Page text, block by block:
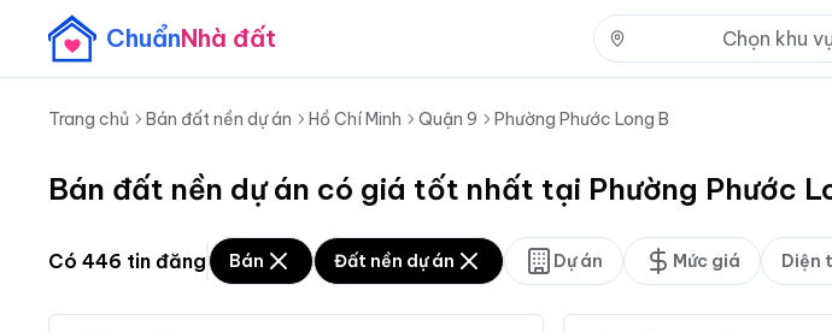
ChuẩnNhà đất Chọn khu
Trang chủ Bán đất nền dự án Hồ Chí Minh Quận 9 Phường Phước Long B
Bán đất nền dự án có giá tốt nhất tại Phường Phước
Có 446 tin đăng Bán Đất nền dự án Dự án Mức giá Diện